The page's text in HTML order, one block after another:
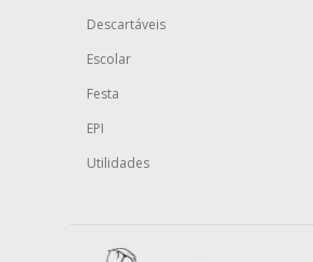
Descartáveis
Escolar
Festa
EPI
Utilidades